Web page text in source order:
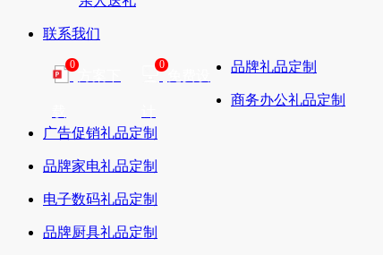
联系我们
0 0 品牌礼品定制
商务办公礼品定制
广告促销礼品定制
品牌家电礼品定制
电子数码礼品定制
品牌厨具礼品定制